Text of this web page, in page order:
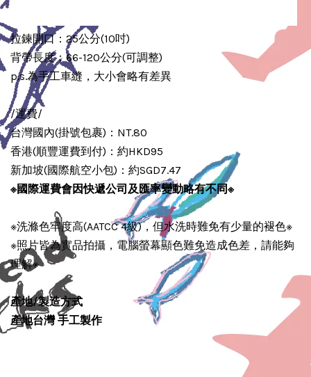
拉鍊開口：25公分(10吋)
背帶長度：66-120公分(可調整)
p.s.為手工車縫，大小會略有差異
/運費/
台灣國內(掛號包裹)：NT.80
香港(順豐運費到付)：約HKD95
新加坡(國際航空小包)：約SGD7.47
※國際運費會因快遞公司及 匯率變動略有不同※
※洗滌色牢度高(AATCC 4級)，但水洗時難免有少量的褪色※
※照片皆為實品拍攝，電腦螢幕顯色難免造成色差，請能夠
理解※
產地/製造方式
產地台灣 手工製作